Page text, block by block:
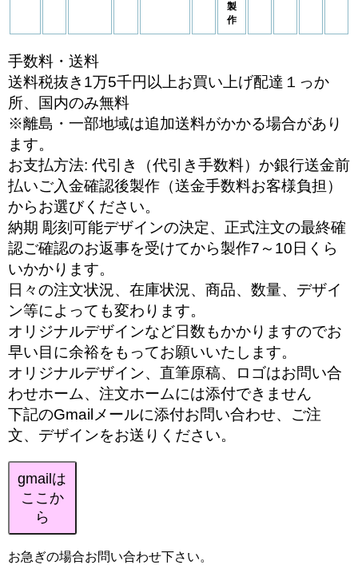
製
作
手数料・送料
送料税抜き1万5千円以上お買い上げ配達１っか
所、国内のみ無料
※離島・一部地域は追加送料がかかる場合があり
ます。
お支払方法: 代引き（代引き手数料）か銀行送金前
払いご入金確認後製作（送金手数料お客様負担）
からお選びください。
納期 彫刻可能デザインの決定、正式注文の最終確
認ご確認のお返事を受けてから製作7～10日くら
いかかります。
日々の注文状況、在庫状況、商品、数量、デザイ
ン等によっても変わります。
オリジナルデザインなど日数もかかりますのでお
早い目に余裕をもってお願いいたします。
オリジナルデザイン、直筆原稿、ロゴはお問い合
わせホーム、注文ホームには添付できません
下記のGmailメールに添付お問い合わせ、ご注
文、デザインをお送りください。
gmailは
ここか
ら
お急ぎの場合お問い合わせ下さい。